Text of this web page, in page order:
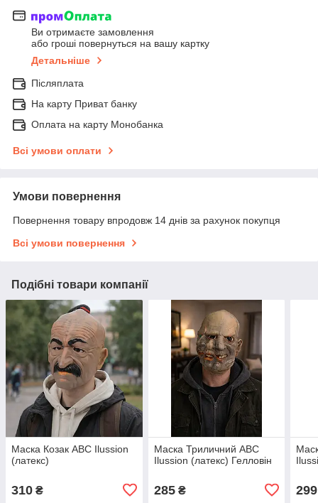
Ви отримаєте замовлення
або гроші повернуться на вашу картку
Детальніше
Післяплата
На карту Приват банку
Оплата на карту Монобанка
Всі умови оплати
Умови повернення
Повернення товару впродовж 14 днів за рахунок покупця
Всі умови повернення
Подібні товари компанії
Маска Козак ABC Ilussion
(латекс)
310 ₴
Маска Триличний ABC
Ilussion (латекс) Гелловін
285₴ 299